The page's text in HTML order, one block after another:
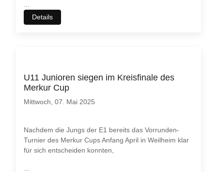
Details
U11 Junioren siegen im Kreisfinale des
Merkur Cup
Mittwoch, 07. Mai 2025
Nachdem die Jungs der E1 bereits das Vorrunden-
Turnier des Merkur Cups Anfang April in Weilheim klar
für sich entscheiden konnten,